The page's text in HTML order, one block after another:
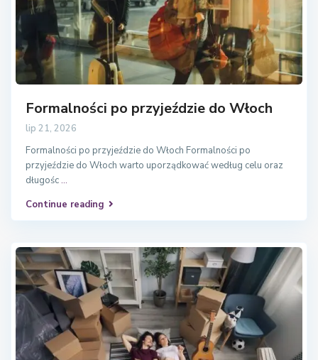
Formalności po przyjeździe do Włoch
lip 21, 2026
Formalności po przyjeździe do Włoch Formalności po
przyjeździe do Włoch warto uporządkować według celu oraz
długośc...
Continue reading